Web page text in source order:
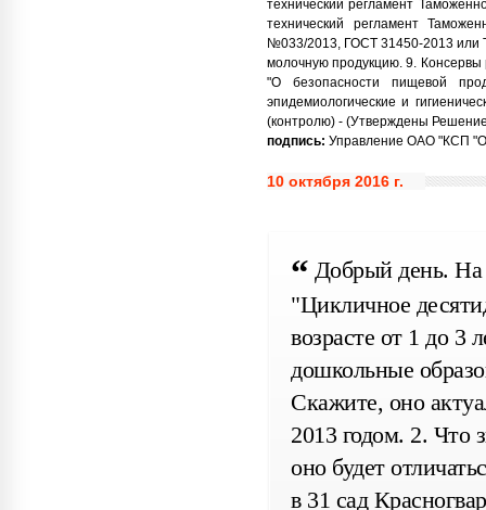
технический регламент
технический регламент
№033/2013, ГОСТ 31450-2013 или
молочную продукцию. 9. Консервы
"О безопасности пищевой
эпидемиологические и
(контролю) - (Утверждены
подпись: Управление ОАО "КСП
10 октября 2016 г.
Добрый день.
"Цикличное
возрасте от 1 до
дошкольные
Скажите, оно
2013 годом. 2. Что
оно будет
в 31 сад